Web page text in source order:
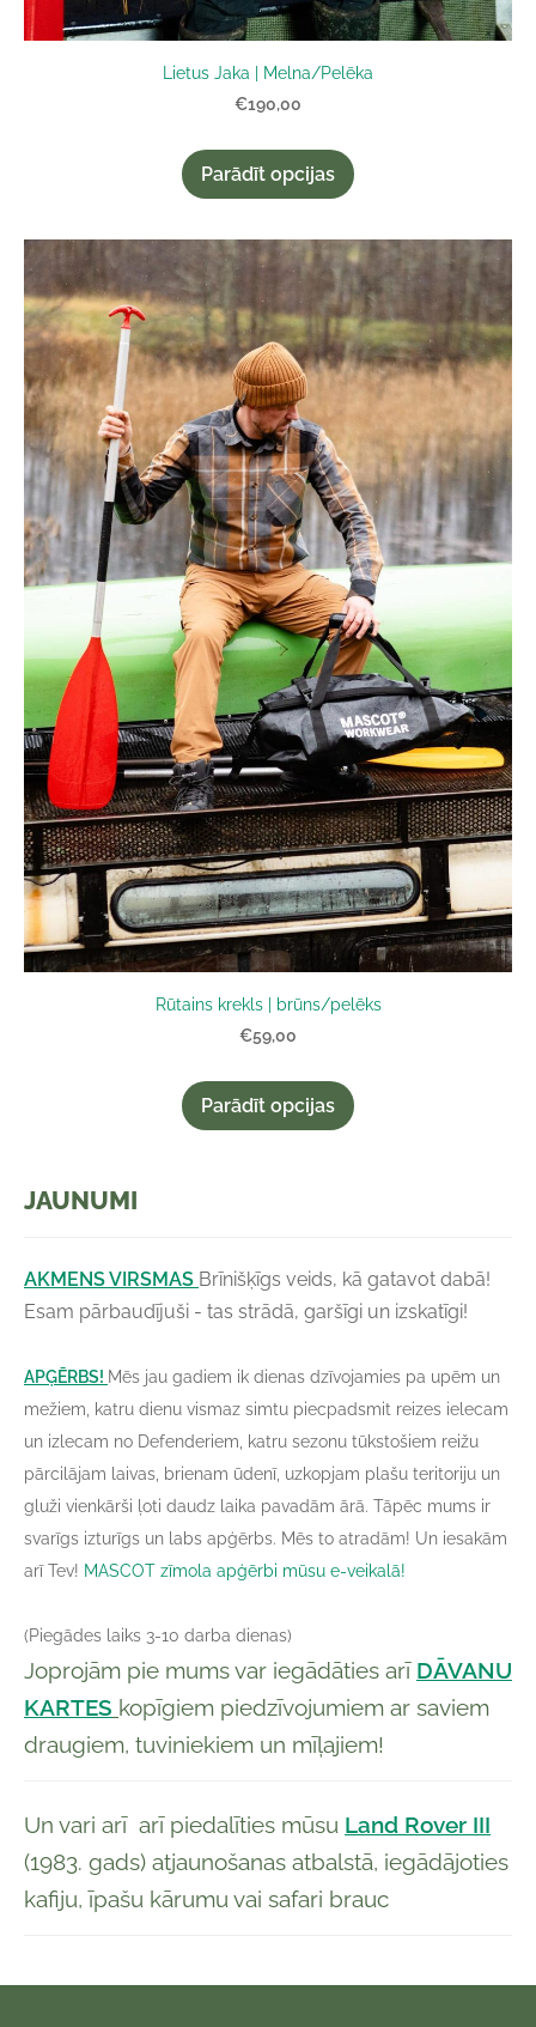
JAUNUMI
AKMENS VIRSMAS Brīnišķīgs veids, kā gatavot dabā!
Esam pārbaudījuši - tas strādā, garšīgi un izskatīgi!
APĢĒRBS! Mēs jau gadiem ik dienas dzīvojamies pa upēm un
mežiem, katru dienu vismaz simtu piecpadsmit reizes ielecam
un izlecam no Defenderiem, katru sezonu tūkstošiem reižu
pārcilājam laivas, brienam ūdenī, uzkopjam plašu teritoriju un
gluži vienkārši ļoti daudz laika pavadām ārā. Tāpēc mums ir
svarīgs izturīgs un labs apģērbs. Mēs to atradām! Un iesakām
arī Tev! MASCOT zīmola apģērbi mūsu e-veikalā!
(Piegādes laiks 3-10 darba dienas)
Joprojām pie mums var iegādāties arī DĀVANU
KARTES kopīgiem piedzīvojumiem ar saviem
draugiem, tuviniekiem un mīļajiem!
Un vari arī arī piedalīties mūsu Land Rover III
(1983. gads) atjaunošanas atbalstā, iegādājoties
kafiju, īpašu kārumu vai safari brauc
Lietus Jaka | Melna/Pelēka
€190,00
Parādīt opcijas
Rūtains krekls | brūns/pelēks
€59,00
Parādīt opcijas